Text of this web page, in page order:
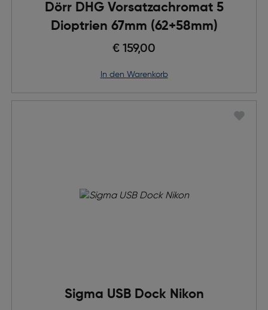
Dörr DHG Vorsatzachromat 5
Dioptrien 67mm (62+58mm)
€ 159,00
in den Warenkorb
Sigma USB Dock Nikon